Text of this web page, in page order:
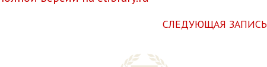
СЛЕДУЮЩАЯ ЗАПИСЬ